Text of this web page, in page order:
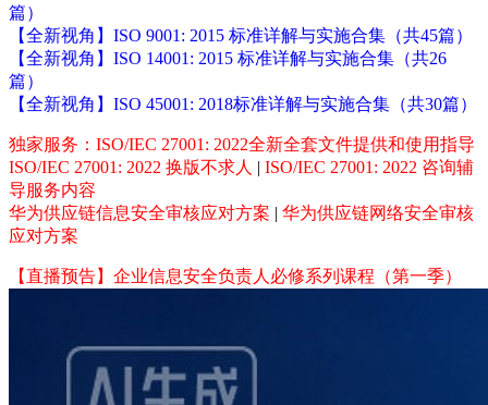
篇）
【全新视角】ISO 9001: 2015 标准详解与实施合集（共45篇）
【全新视角】ISO 14001: 2015 标准详解与实施合集（共26
篇）
【全新视角】ISO 45001: 2018标准详解与实施合集（共30篇）
独家服务：ISO/IEC 27001: 2022全新全套文件提供和使用指导
ISO/IEC 27001: 2022 换版不求人 | ISO/IEC 27001: 2022 咨询辅
导服务内容
华为供应链信息安全审核应对方案 | 华为供应链网络安全审核
应对方案
【直播预告】企业信息安全负责人必修系列课程（第一季）